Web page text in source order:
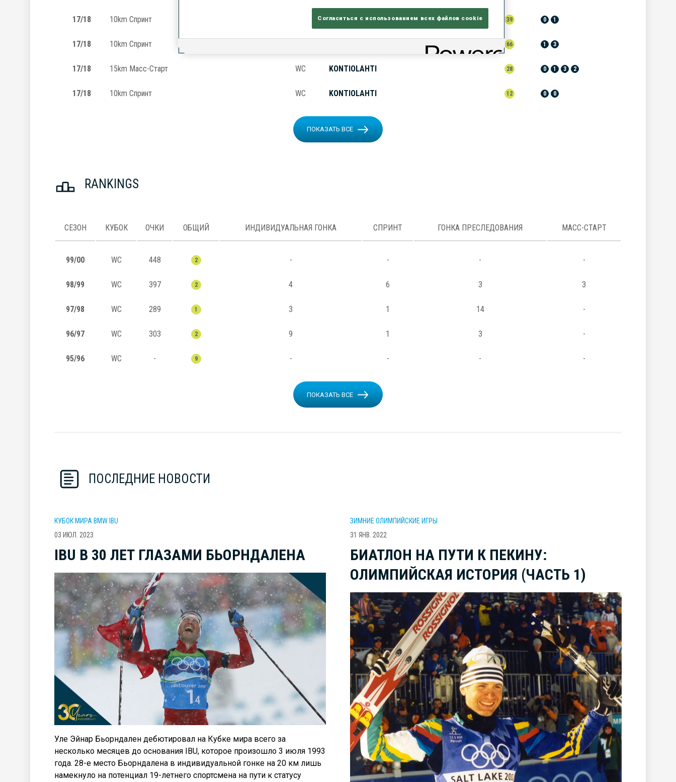
17/18 10km Спринт TYUMEN 39 0 1
17/18 10km Спринт 66 1 3
17/18 15km Масс-Старт WC KONTIOLAHTI 28 0 1 3 2
17/18 10km Спринт WC KONTIOLAHTI 12 0 0
ПОКАЗАТЬ ВСЕ
RANKINGS
СЕЗОН КУБОК ОЧКИ ОБЩИЙ ИНДИВИДУАЛЬНАЯ ГОНКА СПРИНТ ГОНКА ПРЕСЛЕДОВАНИЯ МАСС-СТАРТ
99/00 WC 448 2 - - - -
98/99 WC 397 2 4 6 3 3
97/98 WC 289 1 3 1 14 -
96/97 WC 303 2 9 1 3 -
95/96 WC - 9 - - - -
ПОКАЗАТЬ ВСЕ
ПОСЛЕДНИЕ НОВОСТИ
КУБОК МИРА BMW IBU
03 ИЮЛ. 2023
IBU В 30 ЛЕТ ГЛАЗАМИ БЬОРНДАЛЕНА
Уле Эйнар Бьорндален дебютировал на Кубке мира всего за
несколько месяцев до основания IBU, которое произошло 3 июля 1993
года. 28-е место Бьорндалена в индивидуальной гонке на 20 км лишь
намекнуло на потенциал 19-летнего спортсмена на пути к статусу
ЗИМНИЕ ОЛИМПИЙСКИЕ ИГРЫ
31 ЯНВ. 2022
БИАТЛОН НА ПУТИ К ПЕКИНУ:
ОЛИМПИЙСКАЯ ИСТОРИЯ (ЧАСТЬ 1)
Согласиться с использованием всех файлов cookie